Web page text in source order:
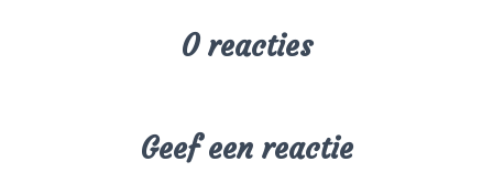
0 reacties
Geef een reactie